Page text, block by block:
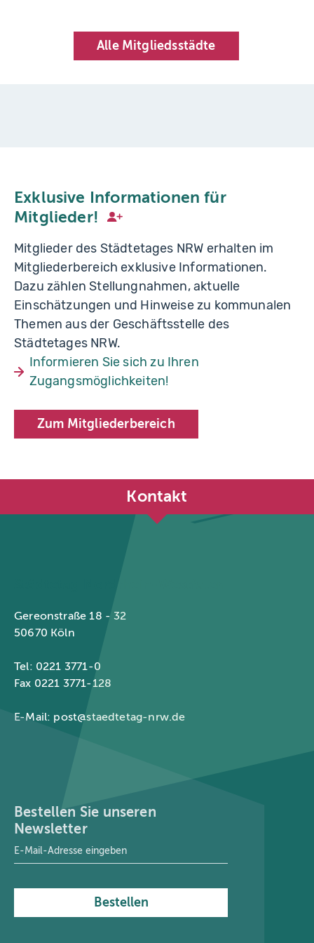
Alle Mitgliedsstädte
Exklusive Informationen für
Mitglieder!
Mitglieder des Städtetages NRW erhalten im
Mitgliederbereich exklusive Informationen.
Dazu zählen Stellungnahmen, aktuelle
Einschätzungen und Hinweise zu kommunalen
Themen aus der Geschäftsstelle des
Städtetages NRW.
Informieren Sie sich zu Ihren
Zugangsmöglichkeiten!
Zum Mitgliederbereich
Kontakt
Gereonstraße 18 - 32
50670 Köln
Tel: 0221 3771-0
Fax 0221 3771-128
E-Mail: post@staedtetag-nrw.de
Bestellen Sie unseren
Newsletter
E-Mail-Adresse
Bestellen